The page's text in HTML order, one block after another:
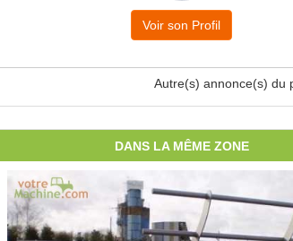
Voir son Profil
Autre(s) annonce(s) du
DANS LA MÊME ZONE